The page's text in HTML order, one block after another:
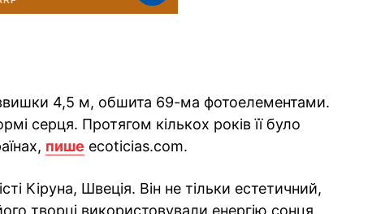
4,5 м, обшита 69-ма фотоелементами.
серця. Протягом кількох років її було
пише ecoticias.com.
Кіруна, Швеція. Він не тільки естетичний,
творці використовували енергію сонця